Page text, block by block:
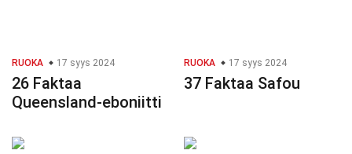
RUOKA 17 syys 2024
26 Faktaa
Queensland-eboniitti
RUOKA 17 syys 2024
37 Faktaa Safou